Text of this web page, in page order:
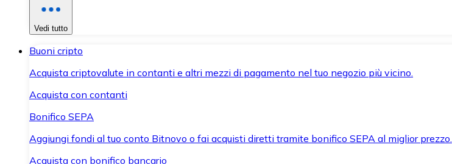
Vedi tutto
Buoni cripto
Acquista criptovalute in contanti e altri mezzi di pagamento nel tuo negozio più vicino.
Acquista con contanti
Bonifico SEPA
Aggiungi fondi al tuo conto Bitnovo o fai acquisti diretti tramite bonifico SEPA al miglior prezzo.
Acquista con bonifico bancario